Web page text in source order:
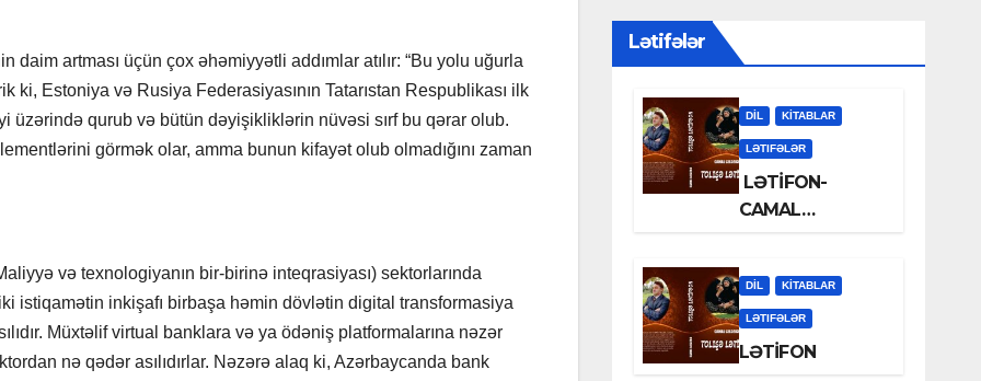
artması üçün çox əhəmiyyətli addımlar atılır: “Bu yolu uğurla
Estoniya və Rusiya Federasiyasının Tatarıstan Respublikası ilk
qurub və bütün dəyişikliklərin nüvəsi sırf bu qərar olub.
görmək olar, amma bunun kifayət olub olmadığını zaman
və texnologiyanın bir-birinə inteqrasiyası) sektorlarında
istiqamətin inkişafı birbaşa həmin dövlətin digital transformasiya
Müxtəlif virtual banklara və ya ödəniş platformalarına nəzər
nə qədər asılıdırlar. Nəzərə alaq ki, Azərbaycanda bank
Lətifələr
DİL KİTABLAR
LƏTIFƏLƏR
LƏTİFON-
CAMAL
DİL KİTABLAR
LƏTIFƏLƏR
LƏTİFON